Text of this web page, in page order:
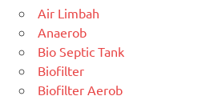
Air Limbah
Anaerob
Bio Septic Tank
Biofilter
Biofilter Aerob